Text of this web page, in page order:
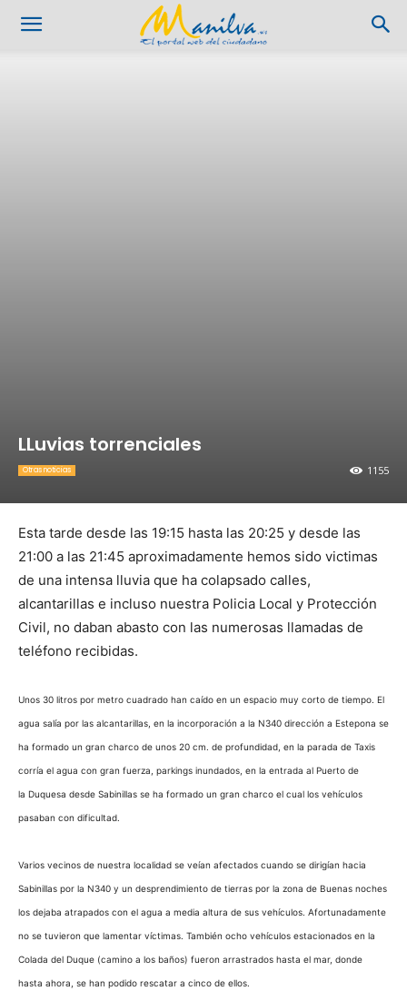
LLuvias torrenciales
1155
Otras noticias
Esta tarde desde las 19:15 hasta las 20:25 y desde las
21:00 a las 21:45 aproximadamente hemos sido victimas
de una intensa lluvia que ha colapsado calles,
alcantarillas e incluso nuestra Policia Local y Protección
Civil, no daban abasto con las numerosas llamadas de
teléfono recibidas.
Unos 30 litros por metro cuadrado han caído en un espacio muy corto de tiempo. El
agua salía por las alcantarillas, en la incorporación a la N340 dirección a Estepona se
ha formado un gran charco de unos 20 cm. de profundidad, en la parada de Taxis
corría el agua con gran fuerza, parkings inundados, en la entrada al Puerto de
la Duquesa desde Sabinillas se ha formado un gran charco el cual los vehículos
pasaban con dificultad.
Varios vecinos de nuestra localidad se veían afectados cuando se dirigían hacia
Sabinillas por la N340 y un desprendimiento de tierras por la zona de Buenas noches
los dejaba atrapados con el agua a media altura de sus vehículos. Afortunadamente
no se tuvieron que lamentar víctimas. También ocho vehículos estacionados en la
Colada del Duque (camino a los baños) fueron arrastrados hasta el mar, donde
hasta ahora, se han podido rescatar a cinco de ellos.